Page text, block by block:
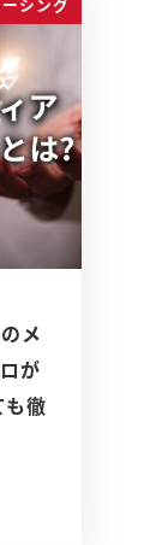
メ
が
徹